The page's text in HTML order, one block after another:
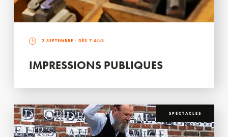
2 SEPTEMBRE - DÈS 7 ANS
IMPRESSIONS PUBLIQUES
SPECTACLES